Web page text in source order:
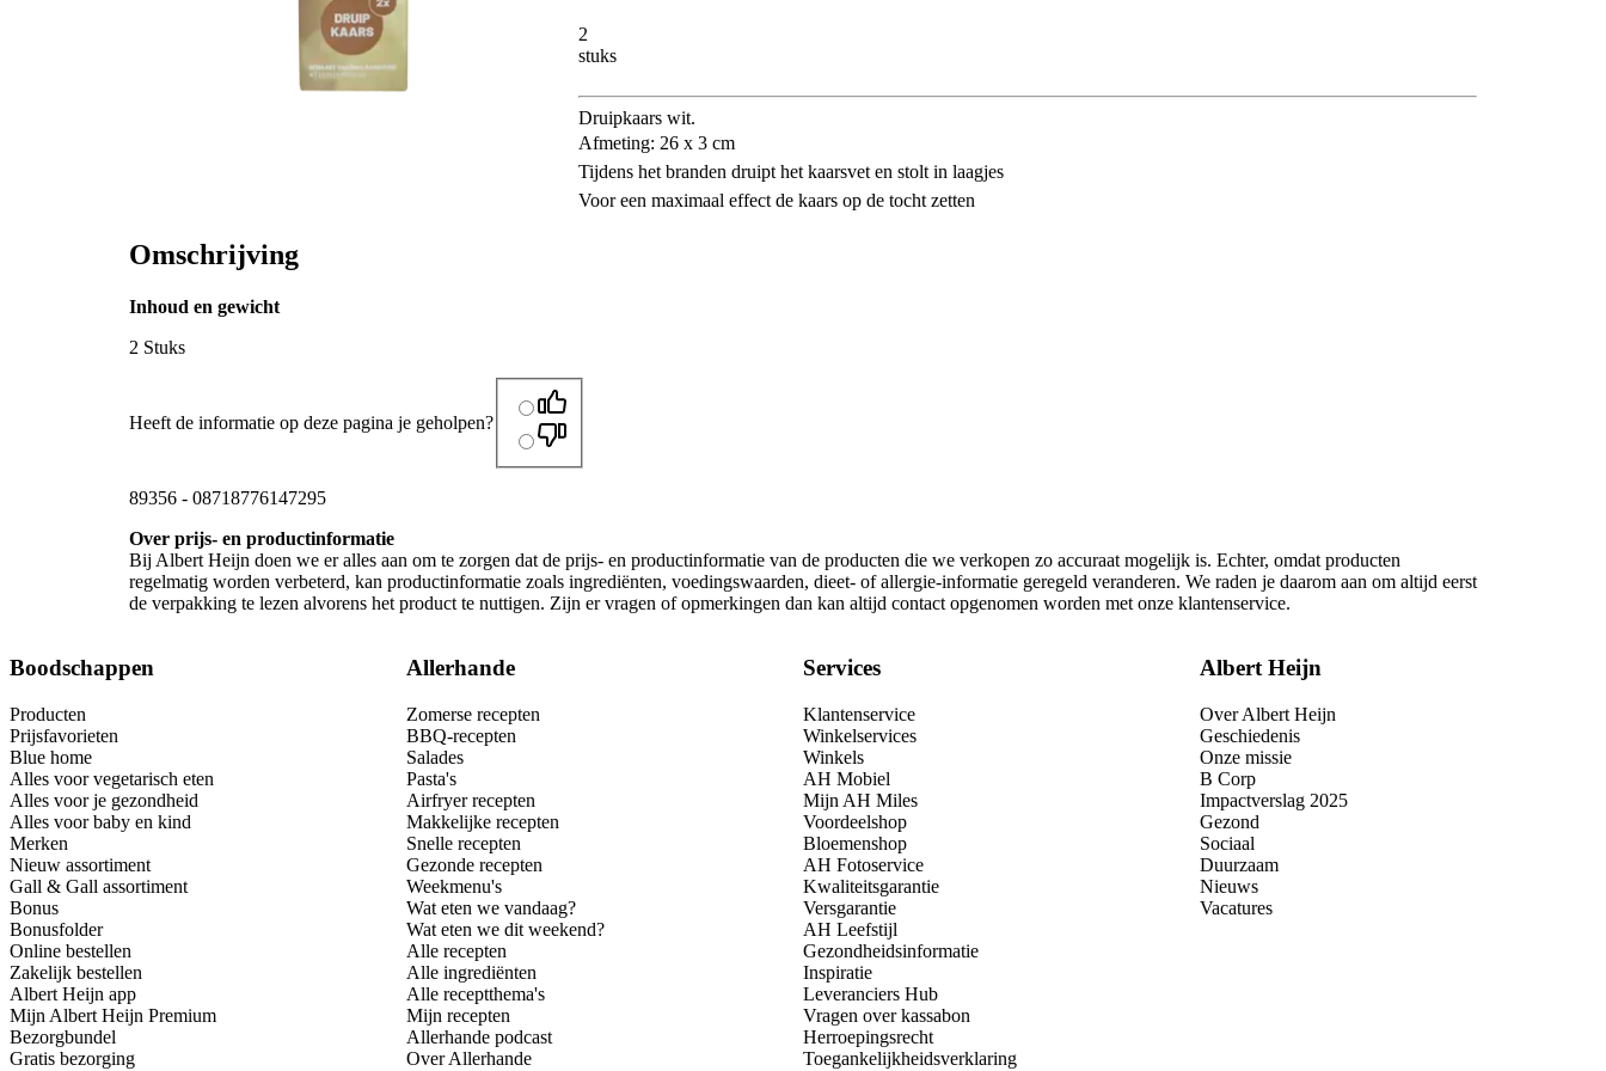
2
stuks
Druipkaars wit.
Afmeting: 26 x 3 cm
Tijdens het branden druipt het kaarsvet en stolt in laagjes
Voor een maximaal effect de kaars op de tocht zetten
Omschrijving
Inhoud en gewicht
2 Stuks
Heeft de informatie op deze pagina je geholpen?
89356 - 08718776147295
Over prijs- en productinformatie
Bij Albert Heijn doen we er alles aan om te zorgen dat de prijs- en productinformatie van de producten die we verkopen zo accuraat mogelijk is. Echter, omdat producten
regelmatig worden verbeterd, kan productinformatie zoals ingrediënten, voedingswaarden, dieet- of allergie-informatie geregeld veranderen. We raden je daarom aan om altijd eerst
de verpakking te lezen alvorens het product te nuttigen. Zijn er vragen of opmerkingen dan kan altijd contact opgenomen worden met onze klantenservice.
Boodschappen
Producten
Prijsfavorieten
Blue home
Alles voor vegetarisch eten
Alles voor je gezondheid
Alles voor baby en kind
Merken
Nieuw assortiment
Gall & Gall assortiment
Bonus
Bonusfolder
Online bestellen
Zakelijk bestellen
Albert Heijn app
Mijn Albert Heijn Premium
Bezorgbundel
Gratis bezorging
Allerhande
Zomerse recepten
BBQ-recepten
Salades
Pasta's
Airfryer recepten
Makkelijke recepten
Snelle recepten
Gezonde recepten
Weekmenu's
Wat eten we vandaag?
Wat eten we dit weekend?
Alle recepten
Alle ingrediënten
Alle receptthema's
Mijn recepten
Allerhande podcast
Over Allerhande
Services
Klantenservice
Winkelservices
Winkels
AH Mobiel
Mijn AH Miles
Voordeelshop
Bloemenshop
AH Fotoservice
Kwaliteitsgarantie
Versgarantie
AH Leefstijl
Gezondheidsinformatie
Inspiratie
Leveranciers Hub
Vragen over kassabon
Herroepingsrecht
Toegankelijkheidsverklaring
Albert Heijn
Over Albert Heijn
Geschiedenis
Onze missie
B Corp
Impactverslag 2025
Gezond
Sociaal
Duurzaam
Nieuws
Vacatures